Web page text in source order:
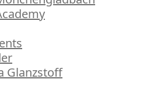
Glanzstoff